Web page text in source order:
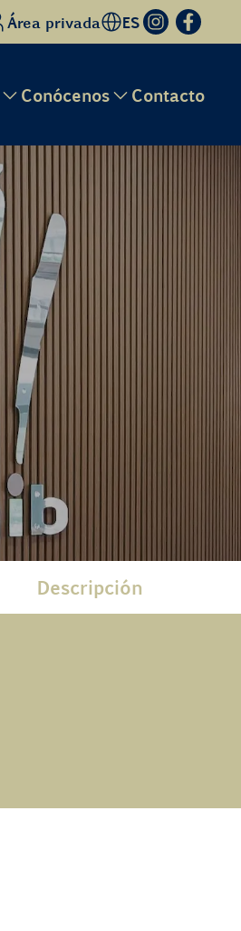
Área privada ES
Conócenos Contacto
Descripción